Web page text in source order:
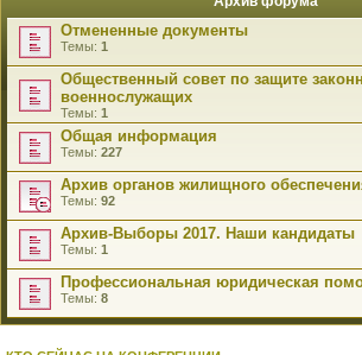
Отмененные документы
Темы: 1
Общественный совет по защите
военнослужащих
Темы: 1
Общая информация
Темы: 227
Архив органов жилищного
Темы: 92
Архив-Выборы 2017. Наши кандидаты
Темы: 1
Профессиональная юридическая
Темы: 8